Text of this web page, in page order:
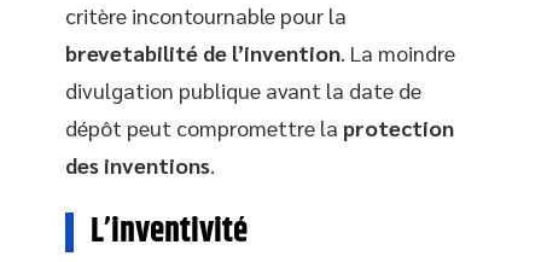
critère incontournable pour la
brevetabilité de l’invention. La moindre
divulgation publique avant la date de
dépôt peut compromettre la protection
des inventions.
L’inventivité